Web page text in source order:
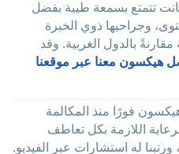
تتمتع بسمعة طيبة بفضل
وجراحيها ذوي الخبرة
مقارنةً بالدول الغربية. وقد
هيكسون معنا عبر موقعنا
فورًا منذ المكالمة
اللازمة بكل تعاطف
ورتبنا له استشارات عبر الفيديو.